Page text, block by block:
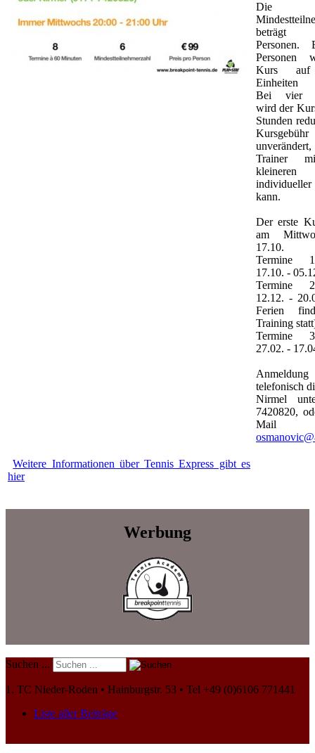
Die
beträgt
Personen.
Personen
Kurs auf
Einheiten
Bei vier
wird der
Stunden
Trainer
kleineren
kann.
Der erste
am
17.10.
Termine
17.10. -
Termine
12.12. -
Ferien
Training
Termine
27.02. -
Anmeldung
telefonisch
Nirmel
7420820,
Mail
Weitere Informationen über Tennis Express gibt es
hier
Werbung
Suchen ...
1. TC Nieder-Roden • Hainburgstr. 53 • Tel +49 (0)6106 771441
Liste aller Beiträge